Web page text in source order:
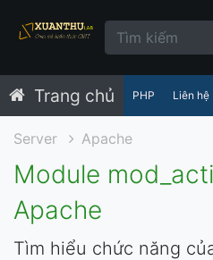
Trang chủ PHP Liên hệ
Server Apache
Module
Apache
Tìm hiểu chức năng